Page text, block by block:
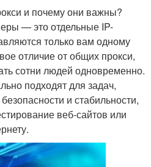
и почему они важны?
— это отдельные IP-
только вам одному
отличие от общих прокси,
сотни людей одновременно.
подходят для задач,
и стабильности,
веб-сайтов или